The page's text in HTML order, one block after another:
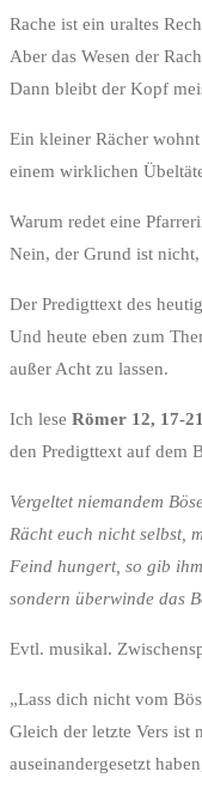
Rache ist ein uraltes
Aber das Wesen der
Dann bleibt der Kopf
Ein kleiner Rächer
einem wirklichen
Warum redet eine
Nein, der Grund ist nicht,
Der Predigttext des
Und heute eben zum
außer Acht zu lassen.
Ich lese Römer 12, 17-21
den Predigttext auf dem
Vergeltet niemandem
Rächt euch nicht selbst,
Feind hungert, so gib
sondern überwinde das
Evtl. musikal.
„Lass dich nicht vom
Gleich der letzte Vers ist
auseinandergesetzt